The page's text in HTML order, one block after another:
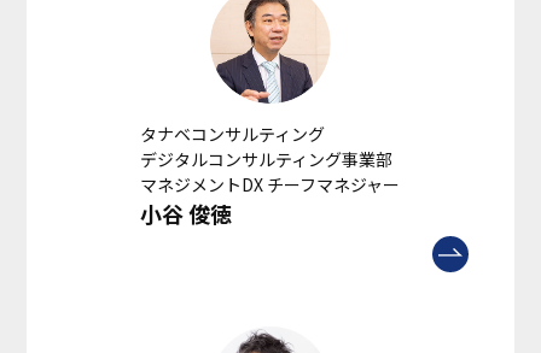
タナベコンサルティング
デジタルコンサルティング事業部
マネジメントDX チーフマネジャー
小谷 俊徳